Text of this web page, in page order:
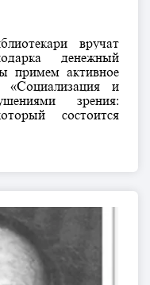
вручат
денежный
примем активное
«Социализация и
зрения:
состоится